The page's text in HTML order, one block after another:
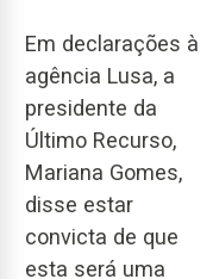
Em declarações à
agência Lusa, a
presidente da
Último Recurso,
Mariana Gomes,
disse estar
convicta de que
esta será uma